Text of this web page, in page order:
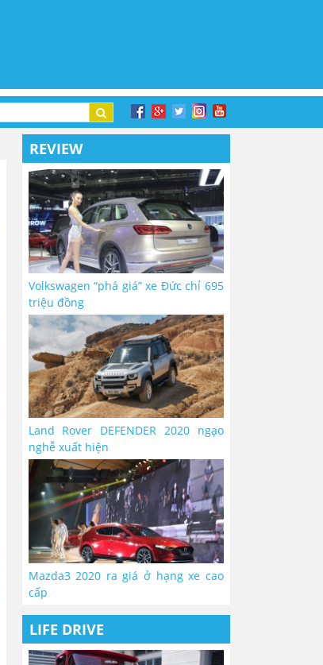
REVIEW
Volkswagen “phá giá” xe Đức chỉ 695
triệu đồng
Land Rover DEFENDER 2020 ngạo
nghễ xuất hiện
Mazda3 2020 ra giá ở hạng xe cao
cấp
LIFE DRIVE